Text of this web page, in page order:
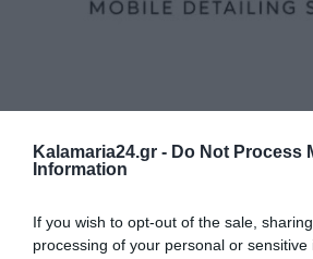
Kalamaria24.gr - Do Not Process
Information
If you wish to opt-out of the sale,
processing of your personal or